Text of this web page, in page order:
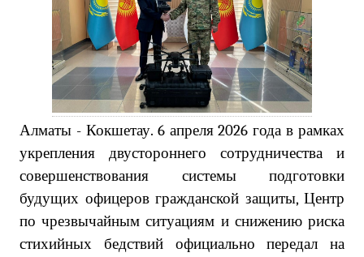
Алматы -Кокшетау. 6 апреля 2026 года в рамках
укрепления двустороннего сотрудничества и
совершенствования системы подготовки
будущих офицеров гражданской защиты, Центр
по чрезвычайным ситуациям и снижению риска
стихийных бедствий официально передал на